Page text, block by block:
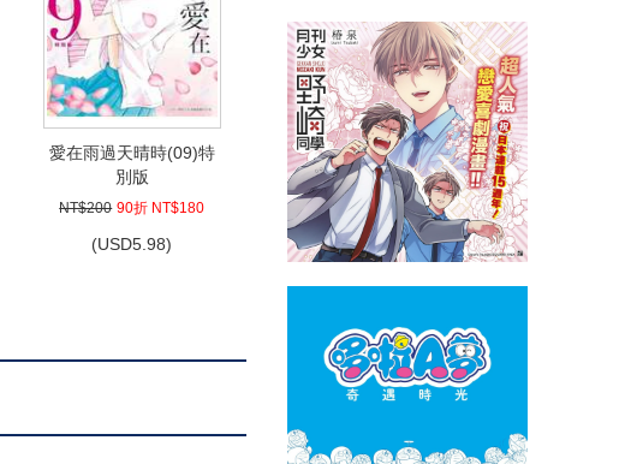
愛在雨過天晴時(09)特
別版
NT$200 90折 NT$180
(USD5.98)